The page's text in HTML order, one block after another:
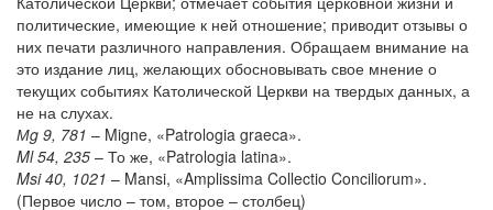
политические, имеющие к ней отношение; приводит отзывы о
них печати различного направления. Обращаем внимание на
это издание лиц, желающих обосновывать свое мнение о
текущих событиях Католической Церкви на твердых данных, а
не на слухах.
Мg 9, 781 – Migne, «Patrologia graeca».
Ml 54, 235 – То же, «Patrologia latina».
Msi 40, 1021 – Mansi, «Amplissima Collectio Conciliorum».
(Первое число – том, второе – столбец)